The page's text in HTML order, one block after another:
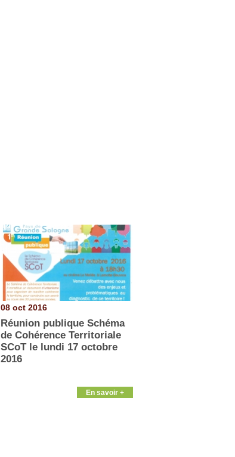
08 oct 2016
Réunion publique Schéma
de Cohérence Territoriale
SCoT le lundi 17 octobre
2016
En savoir +